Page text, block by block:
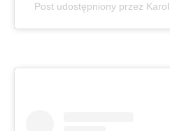
Post udostępniony przez